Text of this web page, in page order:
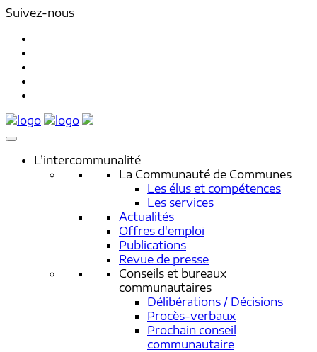
Suivez-nous
L’intercommunalité
La Communauté de Communes
Les élus et compétences
Les services
Actualités
Offres d'emploi
Publications
Revue de presse
Conseils et bureaux
communautaires
Délibérations / Décisions
Procès-verbaux
Prochain conseil
communautaire